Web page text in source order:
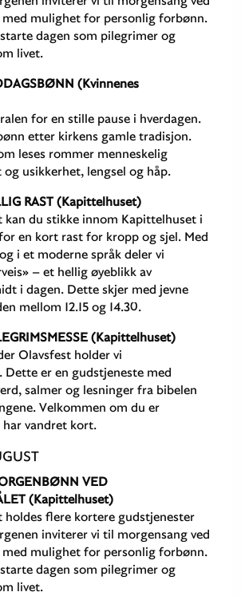
mulighet for personlig forbønn.
dagen som pilegrimer og
livet.
(Kvinnenes
for en stille pause i hverdagen.
etter kirkens gamle tradisjon.
leses rommer menneskelig
usikkerhet, lengsel og håp.
RAST (Kapittelhuset)
kan du stikke innom Kapittelhuset i
en kort rast for kropp og sjel. Med
i et moderne språk deler vi
– et hellig øyeblikk av
i dagen. Dette skjer med jevne
mellom 12.15 og 14.30.
(Kapittelhuset)
Olavsfest holder vi
Dette er en gudstjeneste med
salmer og lesninger fra bibelen
Velkommen om du er
har vandret kort.
VED
(Kapittelhuset)
holdes flere kortere gudstjenester
inviterer vi til morgensang ved
mulighet for personlig forbønn.
dagen som pilegrimer og
livet.